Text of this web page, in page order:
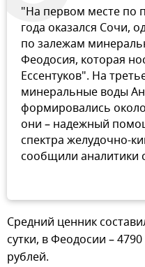
"На первом месте по
года оказался Сочи,
по залежам
Феодосия, которая
Ессентуков". На
минеральные воды
формировались
они – надежный
спектра желудочно-
сообщили аналитики
Средний ценник
сутки, в Феодосии –
рублей.